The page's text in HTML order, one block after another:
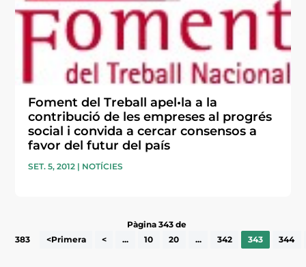
Foment del Treball apel•la a la
contribució de les empreses al progrés
social i convida a cercar consensos a
favor del futur del país
SET. 5, 2012 | NOTÍCIES
Pàgina 343 de
383
<Primera < ... 10 20 ... 342 343 344